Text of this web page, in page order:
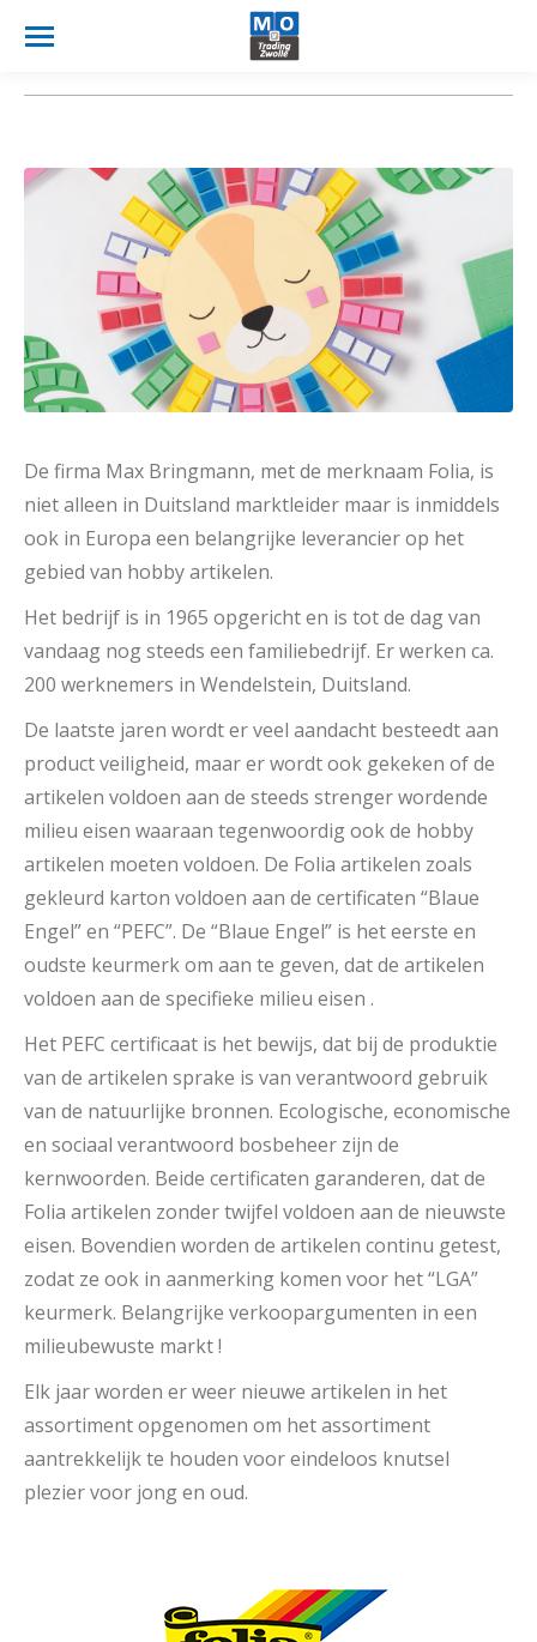
Je bent hier:
De firma Max Bringmann, met de merknaam Folia, is
niet alleen in Duitsland marktleider maar is inmiddels
ook in Europa een belangrijke leverancier op het
gebied van hobby artikelen.
Het bedrijf is in 1965 opgericht en is tot de dag van
vandaag nog steeds een familiebedrijf. Er werken ca.
200 werknemers in Wendelstein, Duitsland.
De laatste jaren wordt er veel aandacht besteedt aan
product veiligheid, maar er wordt ook gekeken of de
artikelen voldoen aan de steeds strenger wordende
milieu eisen waaraan tegenwoordig ook de hobby
artikelen moeten voldoen. De Folia artikelen zoals
gekleurd karton voldoen aan de certificaten “Blaue
Engel” en “PEFC”. De “Blaue Engel” is het eerste en
oudste keurmerk om aan te geven, dat de artikelen
voldoen aan de specifieke milieu eisen .
Het PEFC certificaat is het bewijs, dat bij de produktie
van de artikelen sprake is van verantwoord gebruik
van de natuurlijke bronnen. Ecologische, economische
en sociaal verantwoord bosbeheer zijn de
kernwoorden. Beide certificaten garanderen, dat de
Folia artikelen zonder twijfel voldoen aan de nieuwste
eisen. Bovendien worden de artikelen continu getest,
zodat ze ook in aanmerking komen voor het “LGA”
keurmerk. Belangrijke verkoopargumenten in een
milieubewuste markt !
Elk jaar worden er weer nieuwe artikelen in het
assortiment opgenomen om het assortiment
aantrekkelijk te houden voor eindeloos knutsel
plezier voor jong en oud.